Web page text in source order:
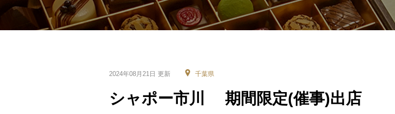
2024年08月21日 更新 千葉県
シャポー市川 期間限定(催事)出店